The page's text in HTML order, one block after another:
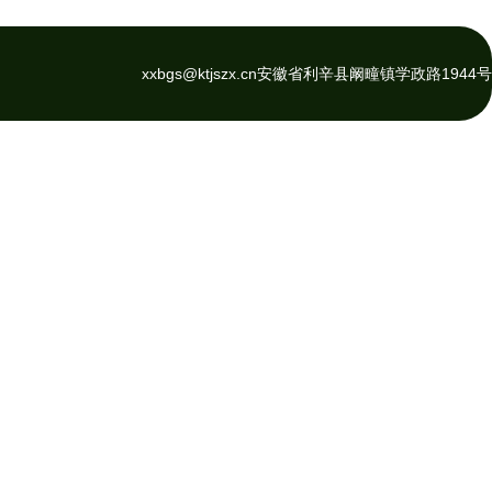
xxbgs@ktjszx.cn安徽省利辛县阚疃镇学政路1944号